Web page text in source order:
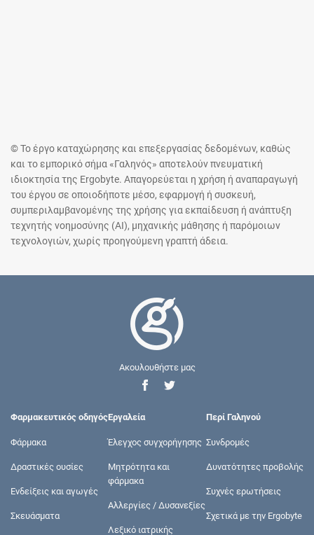
© Το έργο καταχώρησης και επεξεργασίας δεδομένων, καθώς
και το εμπορικό σήμα «Γαληνός» αποτελούν πνευματική
ιδιοκτησία της Ergobyte. Απαγορεύεται η χρήση ή αναπαραγωγή
του έργου σε οποιοδήποτε μέσο, εφαρμογή ή συσκευή,
συμπεριλαμβανομένης της χρήσης για εκπαίδευση ή ανάπτυξη
τεχνητής νοημοσύνης (AI), μηχανικής μάθησης ή παρόμοιων
τεχνολογιών, χωρίς προηγούμενη γραπτή άδεια.
Ακουλουθήστε μας
Φαρμακευτικός οδηγός
Φάρμακα
Δραστικές ουσίες
Ενδείξεις και αγωγές
Σκευάσματα
Εργαλεία
Έλεγχος συγχορήγησης
Μητρότητα και
φάρμακα
Αλλεργίες / Δυσανεξίες
Λεξικό ιατρικής
Περί Γαληνού
Συνδρομές
Δυνατότητες προβολής
Συχνές ερωτήσεις
Σχετικά με την Ergobyte